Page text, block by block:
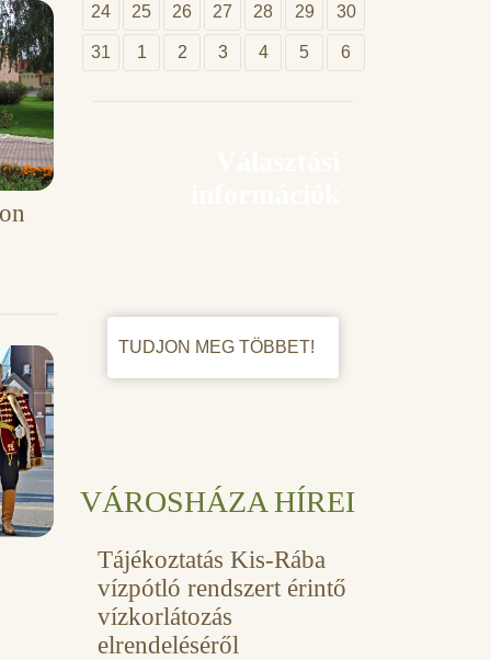
24 25 26 27 28 29 30
31 1 2 3 4 5 6
TUDJON MEG TÖBBET!
VÁROSHÁZA HÍREI
Tájékoztatás Kis-Rába
vízpótló rendszert érintő
vízkorlátozás
elrendeléséről